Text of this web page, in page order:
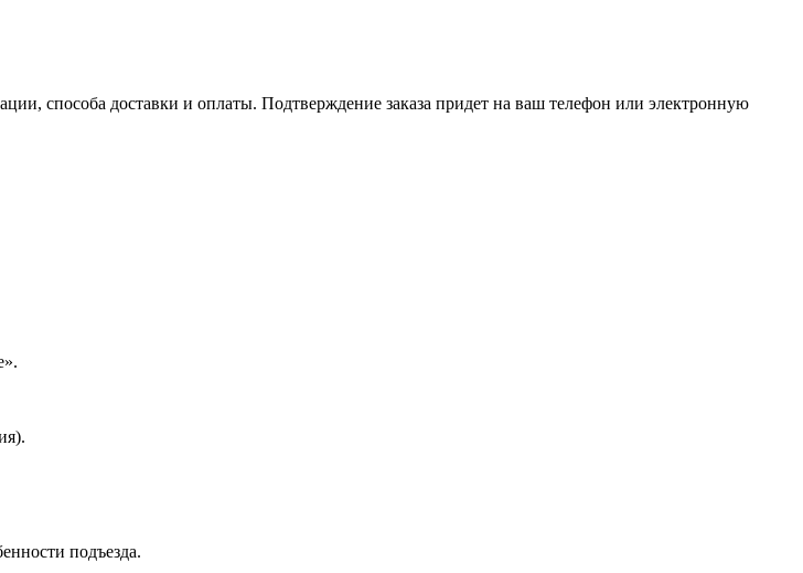
способа доставки и оплаты. Подтверждение заказа придет на ваш телефон или электронную
подъезда.